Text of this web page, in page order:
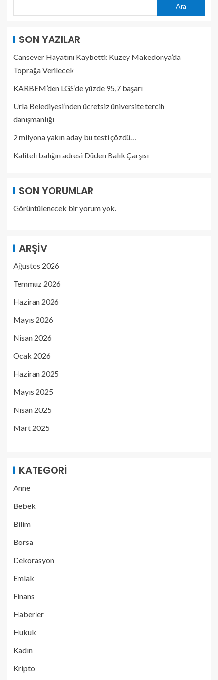
Ara
SON YAZILAR
Cansever Hayatını Kaybetti: Kuzey Makedonya’da
Toprağa Verilecek
KARBEM’den LGS’de yüzde 95,7 başarı
Urla Belediyesi’nden ücretsiz üniversite tercih
danışmanlığı
2 milyona yakın aday bu testi çözdü…
Kaliteli balığın adresi Düden Balık Çarşısı
SON YORUMLAR
Görüntülenecek bir yorum yok.
ARŞIV
Ağustos 2026
Temmuz 2026
Haziran 2026
Mayıs 2026
Nisan 2026
Ocak 2026
Haziran 2025
Mayıs 2025
Nisan 2025
Mart 2025
KATEGORI
Anne
Bebek
Bilim
Borsa
Dekorasyon
Emlak
Finans
Haberler
Hukuk
Kadın
Kripto